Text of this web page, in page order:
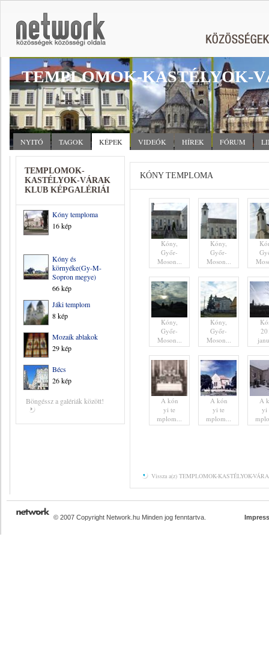
TEMPLOMOK-KASTÉLYOK-
NYITÓ TAGOK KÉPEK VIDEÓK HÍREK FÓRUM
TEMPLOMOK-
KASTÉLYOK-VÁRAK
KLUB KÉPGALÉRIÁI
Kóny temploma
16 kép
Kóny és
környéke(Gy-M-
Sopron megye)
66 kép
Jáki templom
8 kép
Mozaik ablakok
29 kép
Bécs
26 kép
Böngéssz a galériák között!
KÓNY TEMPLOMA
Kóny,
Győr-
Moson...
Kóny,
Győr-
Moson...
Kóny,
Győr-
Moson...
Kóny,
Győr-
Moson...
A kón
yi te
mplom...
A kón
yi te
mplom...
A
yi
Vissza a(z) TEMPLOMOK-KASTÉLYOK-
© 2007 Copyright Network.hu Minden jog fenntartva.